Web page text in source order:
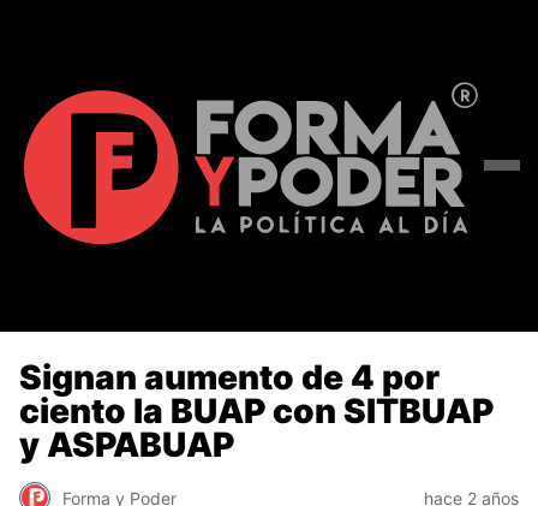
Signan aumento de 4 por
ciento la BUAP con SITBUAP
y ASPABUAP
Forma y Poder hace 2 años